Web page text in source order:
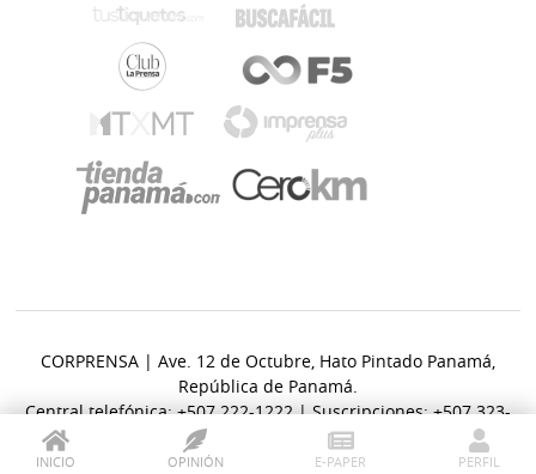
INICIO OPINIÓN E-PAPER PERFIL
CORPRENSA | Ave. 12 de Octubre, Hato Pintado Panamá,
República de Panamá.
Central telefónica: +507 222-1222 | Suscripciones: +507 323-